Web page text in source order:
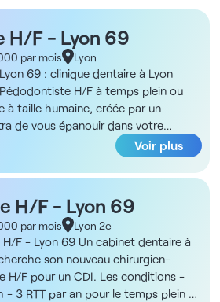
H/F - Lyon 69
par mois Lyon
69 : clinique dentaire à Lyon
H/F à temps plein ou
à taille humaine, créée par un
de vous épanouir dans votre
de travail, esprit d’équipe et
Rémunération attractive de 35%
dernière génération.Vous
patients.Les avantages du poste :
à 5 jours par semaine)-
de 35% - Assistante dentaire
Planning rempli, patientèle
optimal de vos dossiers patients
important)- Aucun minimum de
Voir plus
H/F - Lyon 69
par mois Lyon 2e
F - Lyon 69 Un cabinet dentaire à
son nouveau chirurgien-
H/F pour un CDI. Les conditions -
- 3 RTT par an pour le temps plein -